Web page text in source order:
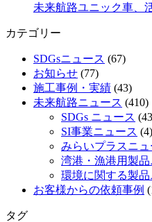
未来航路ユニック車、
カテゴリー
SDGsニュース (67)
お知らせ (77)
施工事例・実績 (43)
未来航路ニュース (410)
SDGs ニュース
SI事業ニュース (4)
みらいプラスニュ
湾港・漁港用製品
環境に関する製品
お客様からの依頼事例
タグ